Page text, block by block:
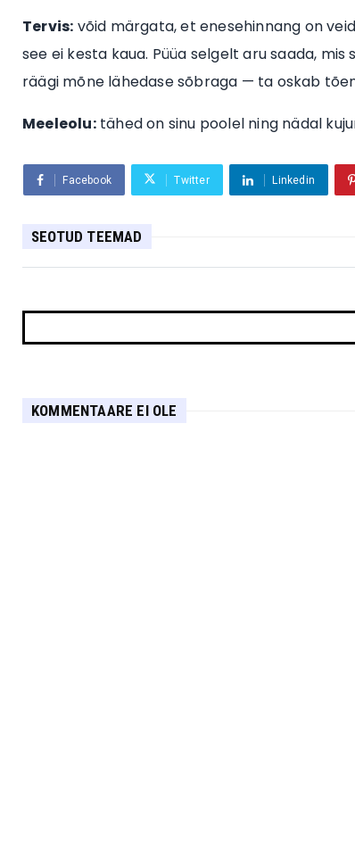
Tervis: võid märgata, et enesehinnang on
see ei kesta kaua. Püüa selgelt aru saada,
räägi mõne lähedase sõbraga — ta oskab
Meeleolu:tähed on sinu poolel ning nädal
Facebook Twitter Linkedin
SEOTUD TEEMAD
KOMMENTAARE EI OLE